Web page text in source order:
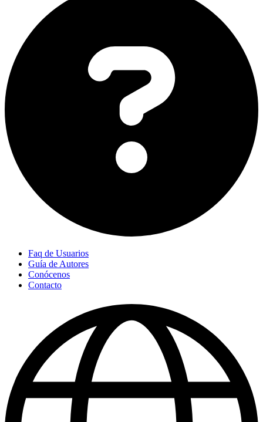
Faq de Usuarios
Guía de Autores
Conócenos
Contacto